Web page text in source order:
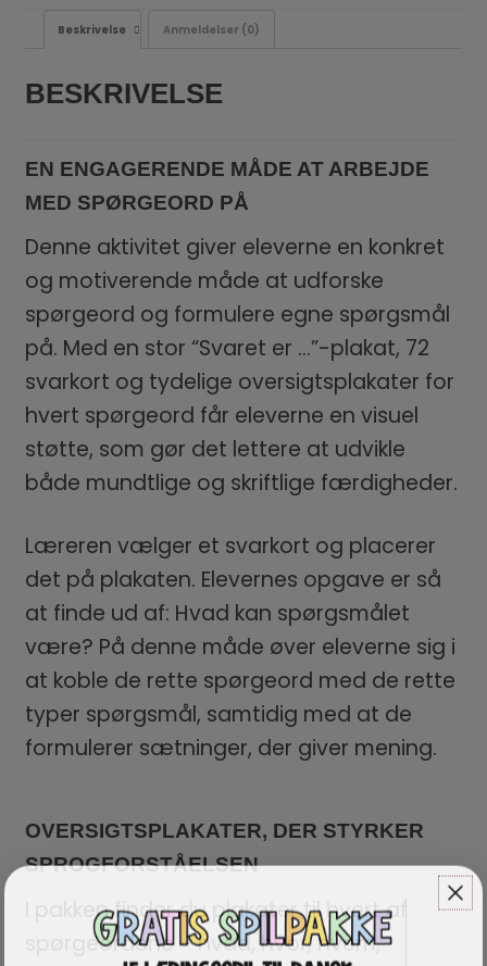
Beskrivelse Anmeldelser (0)
BESKRIVELSE
EN ENGAGERENDE MÅDE AT ARBEJDE
MED SPØRGEORD PÅ
Denne aktivitet giver eleverne en konkret
og motiverende måde at udforske
spørgeord og formulere egne spørgsmål
på. Med en stor “Svaret er …”-plakat, 72
svarkort og tydelige oversigtsplakater for
hvert spørgeord får eleverne en visuel
støtte, som gør det lettere at udvikle
både mundtlige og skriftlige færdigheder.
Læreren vælger et svarkort og placerer
det på plakaten. Elevernes opgave er så
at finde ud af: Hvad kan spørgsmålet
være? På denne måde øver eleverne sig i
at koble de rette spørgeord med de rette
typer spørgsmål, samtidig med at de
formulerer sætninger, der giver mening.
OVERSIGTSPLAKATER, DER STYRKER
SPROGFORSTÅELSEN
I pakken finder du plakater til hvert af
spørgeordene – hvad, hvor, hvem,